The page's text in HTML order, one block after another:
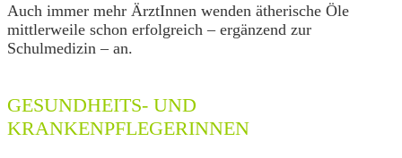
Auch immer mehr ÄrztInnen wenden ätherische Öle
mittlerweile schon erfolgreich – ergänzend zur
Schulmedizin – an.
GESUNDHEITS- UND
KRANKENPFLEGERINNEN